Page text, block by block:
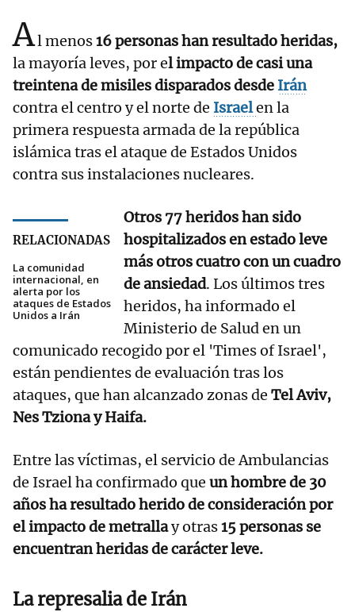
Al menos16 personas han resultado heridas,
la mayoría leves, por el impacto de casi una
treintena de misiles disparados desde Irán
contra el centro y el norte de Israelen la
primera respuesta armada de la república
islámica tras el ataque de Estados Unidos
contra sus instalaciones nucleares.
RELACIONADAS
La comunidad
internacional, en
alerta por los
ataques de Estados
Unidos a Irán
Otros 77 heridos han sido
hospitalizados en estado leve
más otros cuatro con un cuadro
de ansiedad. Los últimos tres
heridos, ha informado el
Ministerio de Salud en un
comunicado recogido por el 'Times of Israel',
están pendientes de evaluación tras los
ataques, que han alcanzado zonas de Tel Aviv,
Nes Tziona y Haifa.
Entre las víctimas, el servicio de Ambulancias
de Israel ha confirmado que un hombre de 30
años ha resultado herido de consideración por
el impacto de metrallay otras15 personas se
encuentran heridas de carácter leve.
La represalia de Irán